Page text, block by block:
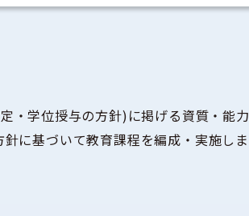
・学位授与の方針)に掲げる資質・能力
に基づいて教育課程を編成・実施しま